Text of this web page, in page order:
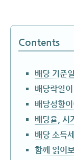
Contents
배당 기준
배당락일
배당성향
배당율, 시
배당 소득
함께 읽어